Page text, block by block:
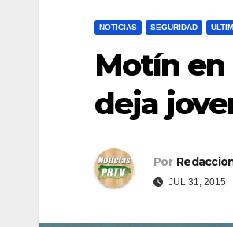
NOTICIAS SEGURIDAD
Motín en
deja
Por
JUL 31, 2015